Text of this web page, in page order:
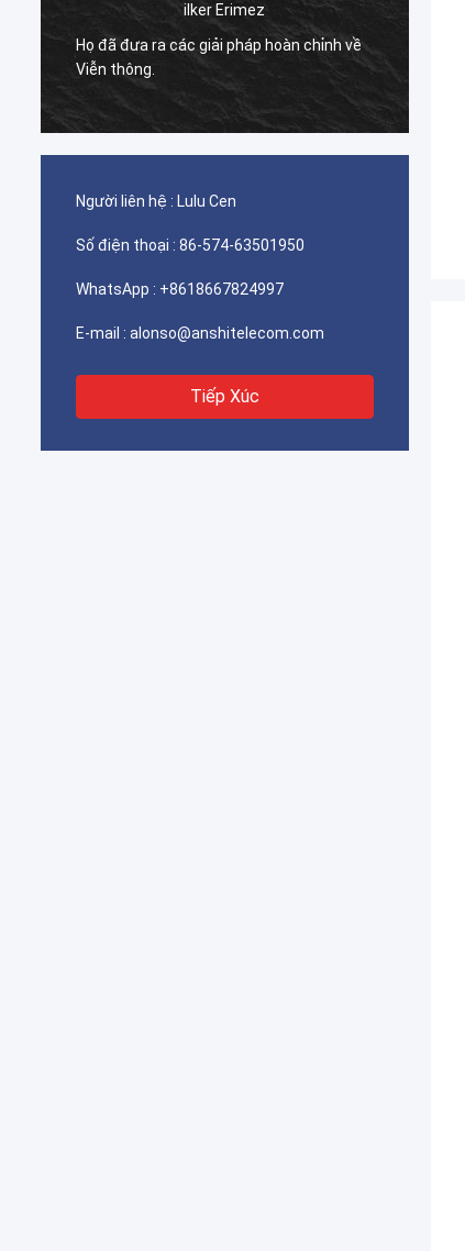
Đầu nối picbond AMCO TYCO của bạn
được sử dụng cho viễn thông Iran hoạt
động xuất sắc, khách hàng của chúng tôi
rất hài lòng với chất lượng.
Người liên hệ : Lulu Cen
Số điện thoại : 86-574-63501950
WhatsApp : +8618667824997
E-mail : alonso@anshitelecom.com
Tiếp Xúc